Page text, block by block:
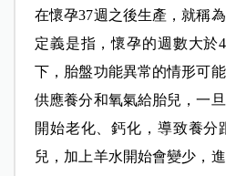
在懷孕37週之後生產，就稱
定義是指，懷孕的週數大於
下，胎盤功能異常的情形可
供應養分和氧氣給胎兒，一
開始老化、鈣化，導致養分
兒，加上羊水開始會變少，